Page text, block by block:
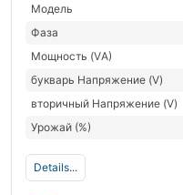
Модель
Фаза
Мощность (VА)
букварь Напряжение (V)
вторичный Напряжение (V)
Урожай (%)
Details...